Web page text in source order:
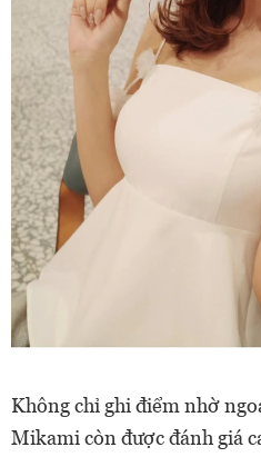
Không chỉ ghi điểm nhờ
Mikami còn được đánh giá